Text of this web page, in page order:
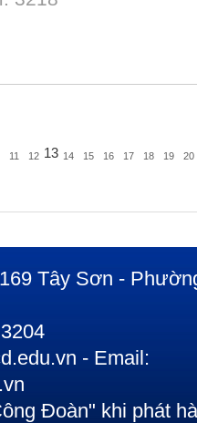
11 12 13 14 15 16 17 18 19 20
Tây Sơn -
- Email:
Đoàn" khi phát